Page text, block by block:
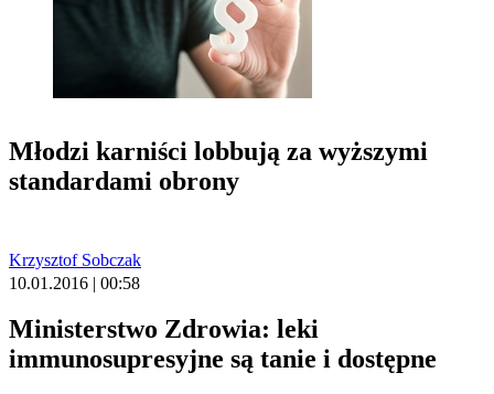
Młodzi karniści lobbują za wyższymi
standardami obrony
Krzysztof Sobczak
10.01.2016 | 00:58
Ministerstwo Zdrowia: leki
immunosupresyjne są tanie i dostępne